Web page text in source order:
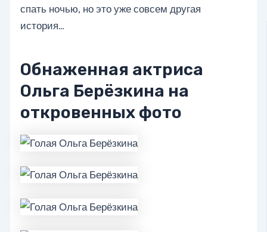
спать ночью, но это уже совсем другая
история…
Обнаженная актриса
Ольга Берёзкина на
откровенных фото